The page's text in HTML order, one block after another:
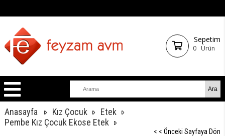
Sepetim
0 Ürün
Anasayfa Kız Çocuk
Etek
Pembe Kız Çocuk Ekose Etek
< < Önceki Sayfaya Dön